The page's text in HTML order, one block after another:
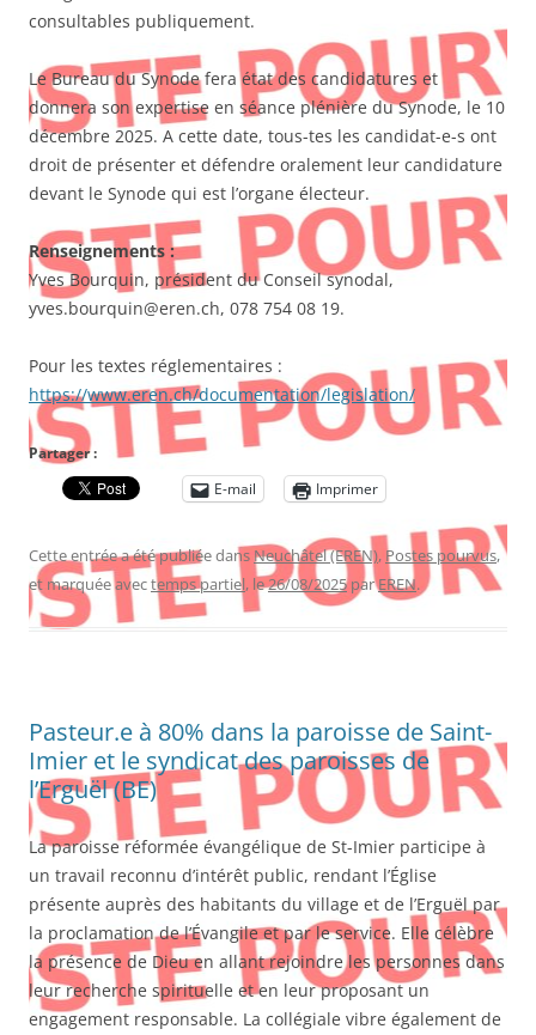
consultables publiquement.
Le Bureau du Synode fera état des candidatures et
donnera son expertise en séance plénière du Synode, le 10
décembre 2025. A cette date, tous-tes les candidat-e-s ont
droit de présenter et défendre oralement leur candidature
devant le Synode qui est l’organe électeur.
Renseignements :
Yves Bourquin, président du Conseil synodal,
yves.bourquin@eren.ch, 078 754 08 19.
Pour les textes réglementaires :
https://www.eren.ch/documentation/legislation/
Partager :
E-mail
Imprimer
Cette entrée a été publiée dans Neuchâtel (EREN), Postes pourvus,
et marquée avectemps partiel, le26/08/2025 parEREN.
Pasteur.e à 80% dans la paroisse de Saint-
Imier et le syndicat des paroisses de
l’Erguël (BE)
La paroisse réformée évangélique de St-Imier participe à
un travail reconnu d’intérêt public, rendant l’Église
présente auprès des habitants du village et de l’Erguël par
la proclamation de l’Évangile et par le service. Elle célèbre
la présence de Dieu en allant rejoindre les personnes dans
leur recherche spirituelle et en leur proposant un
engagement responsable. La collégiale vibre également de